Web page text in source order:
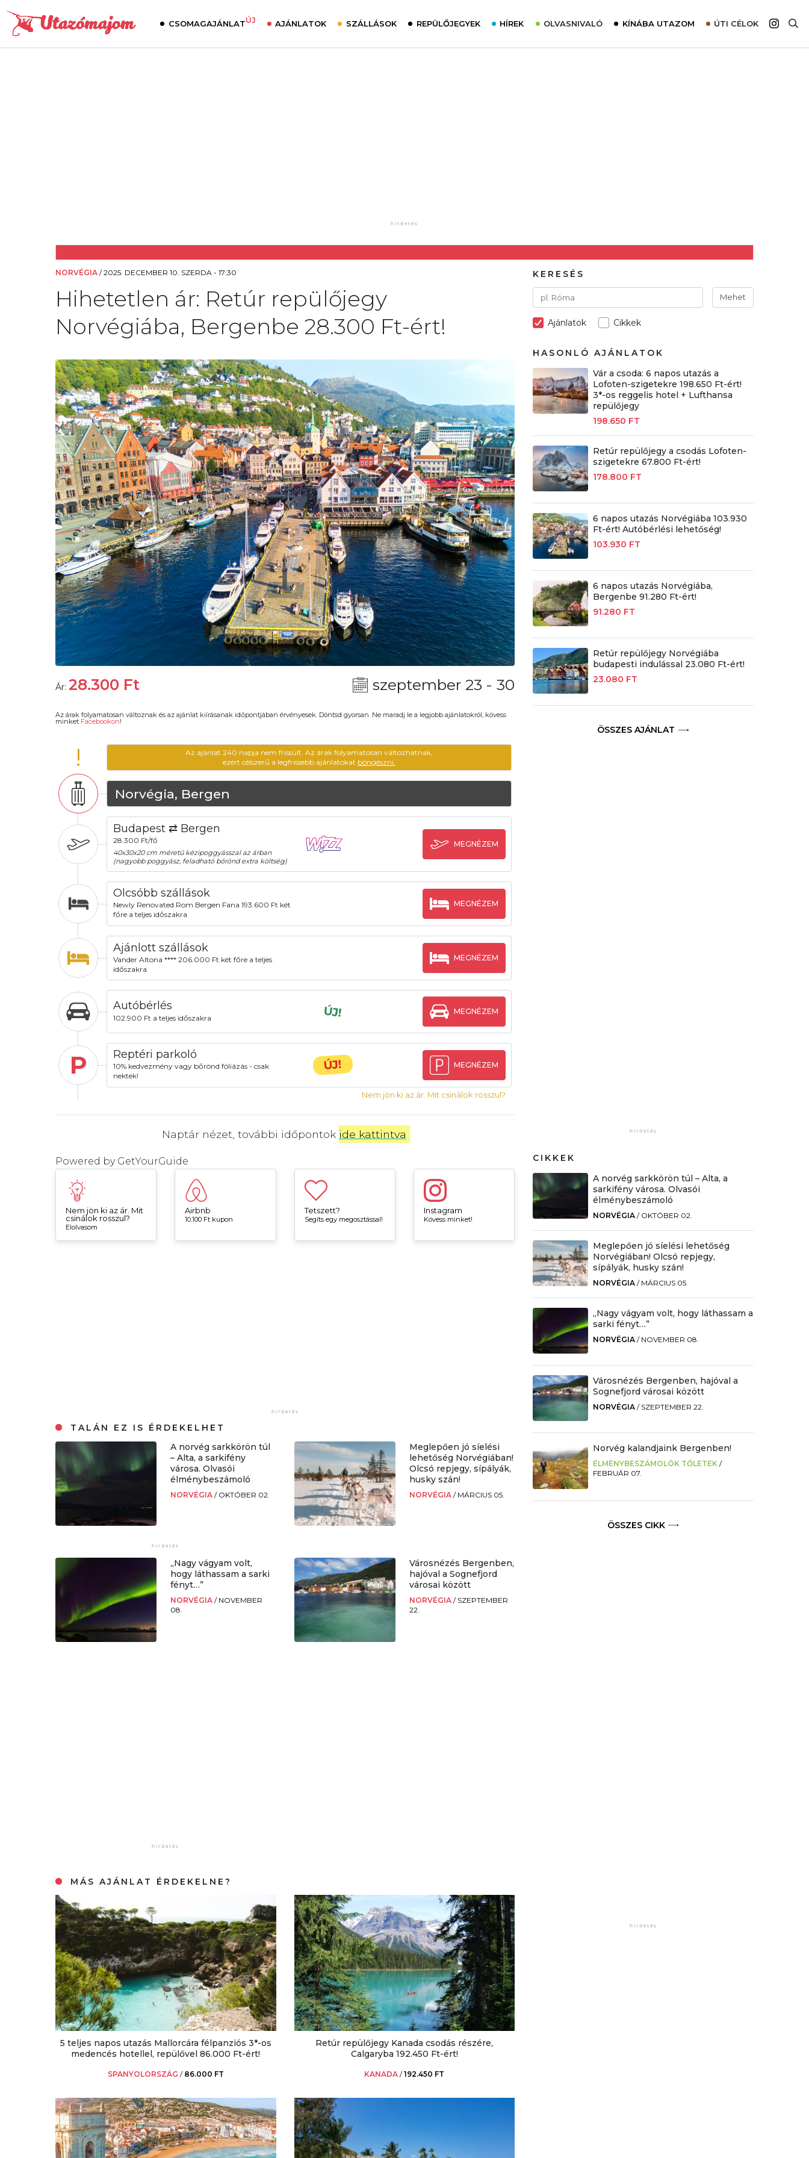
CSOMAGAJÁNLATÚJ AJÁNLATOK SZÁLLÁSOK REPÜLŐJEGYEK HÍREK OLVASNIVALÓ KÍNÁBA UTAZOM ÚTI CÉLOK
NORVÉGIA /2025. DECEMBER 10. SZERDA - 17:30
Hihetetlen ár: Retúr repülőjegy
Norvégiába, Bergenbe 28.300 Ft-ért!
Ár: 28.300 Ft szeptember 23 - 30
Az árak folyamatosan változnak és az ajánlat kiírásanak időpontjában érvényesek. Döntsd gyorsan. Ne maradj le a legjobb ajánlatokról, kövess
minket Facebookon!
!
Az ajánlat 240 napja nem frissült. Az árak folyamatosan változhatnak,
ezért célszerű a legfrissebb ajánlatokat böngészni.
Norvégia, Bergen
Budapest ⇄ Bergen
28.300 Ft/fő
40x30x20 cm méretű kézipoggyásszal az árban
(nagyobb poggyász, feladható bőrönd extra költség)
MEGNÉZEM
Olcsóbb szállások
Newly Renovated Rom Bergen Fana 193.600 Ft két
főre a teljes időszakra
MEGNÉZEM
Ajánlott szállások
Vander Altona **** 206.000 Ft két főre a teljes
időszakra
MEGNÉZEM
Autóbérlés
102.900 Ft a teljes időszakra ÚJ! MEGNÉZEM
P Reptéri parkoló
10% kedvezmény vagy bőrönd fóliázás - csak
nektek!
ÚJ! MEGNÉZEM
Nem jön ki az ár. Mit csinálok rosszul?
Naptár nézet, további időpontok ide kattintva
Powered by GetYourGuide
Nem jön ki az ár. Mit
csinálok rosszul?
Elolvasom
Airbnb
10.100 Ft kupon
Tetszett?
Segíts egy megosztással!
Instagram
Kövess minket!
TALÁN EZ IS ÉRDEKELHET
A norvég sarkkörön túl
– Alta, a sarkifény
városa. Olvasói
élménybeszámoló
NORVÉGIA/ OKTÓBER 02.
Meglepően jó síelési
lehetőség Norvégiában!
Olcsó repjegy, sípályák,
husky szán!
NORVÉGIA / MÁRCIUS 05.
„Nagy vágyam volt,
hogy láthassam a sarki
fényt…”
NORVÉGIA/ NOVEMBER
08.
Városnézés Bergenben,
hajóval a Sognefjord
városai között
NORVÉGIA / SZEPTEMBER
22.
MÁS AJÁNLAT ÉRDEKELNE?
5 teljes napos utazás Mallorcára félpanziós 3*-os
medencés hotellel, repülővel 86.000 Ft-ért!
SPANYOLORSZÁG / 86.000 FT
Retúr repülőjegy Kanada csodás részére,
Calgaryba 192.450 Ft-ért!
KANADA /192.450 FT
KERESÉS
Mehet
Ajánlatok Cikkek
HASONLÓ AJÁNLATOK
Vár a csoda: 6 napos utazás a
Lofoten-szigetekre 198.650 Ft-ért!
3*-os reggelis hotel + Lufthansa
repülőjegy
198.650 FT
Retúr repülőjegy a csodás Lofoten-
szigetekre 67.800 Ft-ért!
178.800 FT
6 napos utazás Norvégiába 103.930
Ft-ért! Autóbérlési lehetőség!
103.930 FT
6 napos utazás Norvégiába,
Bergenbe 91.280 Ft-ért!
91.280 FT
Retúr repülőjegy Norvégiába
budapesti indulással 23.080 Ft-ért!
23.080 FT
ÖSSZES AJÁNLAT
CIKKEK
A norvég sarkkörön túl – Alta, a
sarkifény városa. Olvasói
élménybeszámoló
NORVÉGIA / OKTÓBER 02.
Meglepően jó síelési lehetőség
Norvégiában! Olcsó repjegy,
sípályák, husky szán!
NORVÉGIA / MÁRCIUS 05.
„Nagy vágyam volt, hogy láthassam a
sarki fényt…”
NORVÉGIA / NOVEMBER 08.
Városnézés Bergenben, hajóval a
Sognefjord városai között
NORVÉGIA / SZEPTEMBER 22.
Norvég kalandjaink Bergenben!
ÉLMÉNYBESZÁMOLÓK TŐLETEK /
FEBRUÁR 07.
ÖSSZES CIKK